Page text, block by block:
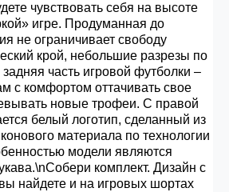
чувствовать себя на высоте
игре. Продуманная до
не ограничивает свободу
крой, небольшие разрезы по
часть игровой футболки –
с комфортом оттачивать свое
новые трофеи. С правой
белый логотип, сделанный из
материала по технологии
модели являются
комплект. Дизайн с
найдете и на игровых шортах